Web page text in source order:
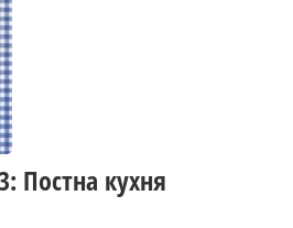
Постна кухня